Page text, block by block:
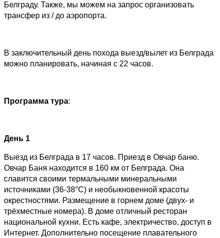
Белграду. Также, мы можем на запрос организовать
трансфер из / до аэропорта.
В заключительный день похода выезд/вылет из Белграда
можно планировать, начиная с 22 часов.
Программа тура:
День 1
Выезд из Белграда в 17 часов. Приезд в Овчар баню.
Овчар Баня находится в 160 км от Белграда. Она
славится своими термальными минеральными
источниками (36-38°С) и необыкновенной красоты
окрестностями. Размещение в горнем доме (двух- и
трёхместные номера). В доме отличный ресторан
национальной кухни. Есть кафе, электричество, доступ в
Интернет. Дополнительно посещение плавательного